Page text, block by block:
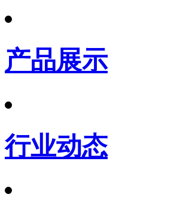
产品展示
行业动态